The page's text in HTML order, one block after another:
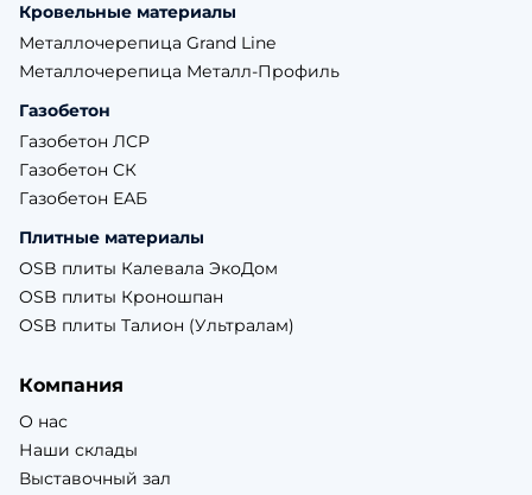
Кровельные материалы
Металлочерепица Grand Line
Металлочерепица Металл-Профиль
Газобетон
Газобетон ЛСР
Газобетон СК
Газобетон ЕАБ
Плитные материалы
OSB плиты Калевала ЭкоДом
OSB плиты Кроношпан
OSB плиты Талион (Ультралам)
Компания
О нас
Наши склады
Выставочный зал